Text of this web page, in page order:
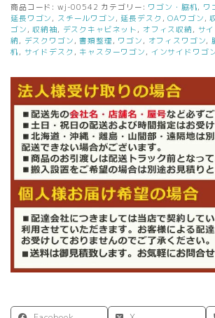
段
幅
400
延
ワ
ゴ
製
個
商品コード: wj-00542 カテゴリー: ワゴン・脇机, ワ
延長ワゴン , スチールワゴン , 延長デスク ,OAワゴン ,
ゴン ,収納袖, デスクキャビネット , オフィス収納 , サ
納 , デスクワゴン ,書類整理 , ワゴン , オフィスワゴン,
机 , サイドデスク , キャスターワゴン , インサイドワゴ